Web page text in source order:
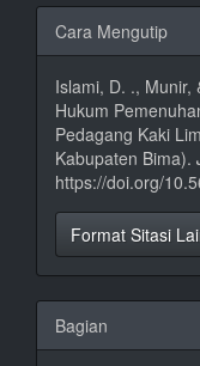
Rincian
Artikel
Cara Mengutip
Islami, D. ., Munir,
Hukum
Pedagang Kaki
Kabupaten Bima).
https://doi.org/
Format Sitasi
Bagian